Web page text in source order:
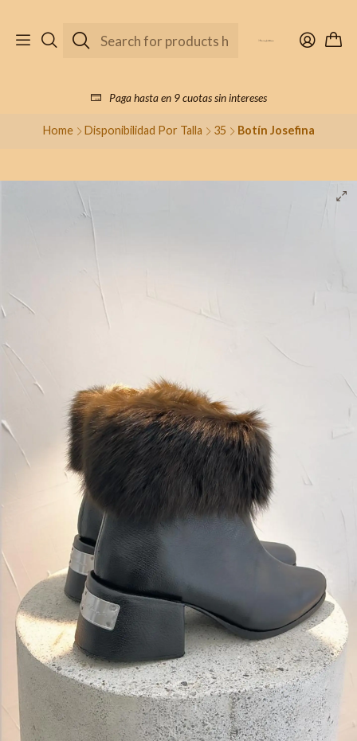
Paga hasta en 9 cuotas sin intereses
Home Disponibilidad Por Talla 35 Botín Josefina